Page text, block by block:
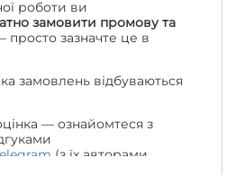
роботи ви
замовити промову та
просто зазначте це в
замовлень відбуваються
— ознайомтеся з
(з їх авторами